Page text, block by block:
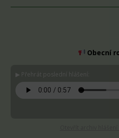
Obecní
▶ Přehrát poslední hlášení: